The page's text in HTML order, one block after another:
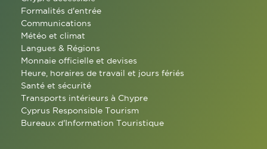
Formalités d'entrée
Communications
Météo et climat
Langues & Régions
Monnaie officielle et devises
Heure, horaires de travail et jours fériés
Santé et sécurité
Transports intérieurs à Chypre
Cyprus Responsible Tourism
Bureaux d'Information Touristique